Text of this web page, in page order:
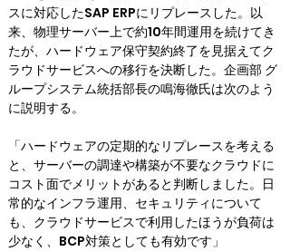
スに対応したSAP ERPにリプレースした。以
来、物理サーバー上で約10年間運用を続けてき
たが、ハードウェア保守契約終了を見据えてク
ラウドサービスへの移行を決断した。企画部 グ
ループシステム統括部長の鳴海徹氏は次のよう
に説明する。
「ハードウェアの定期的なリプレースを考える
と、サーバーの調達や構築が不要なクラウドに
コスト面でメリットがあると判断しました。日
常的なインフラ運用、セキュリティについて
も、クラウドサービスで利用したほうが負荷は
少なく、BCP対策としても有効です」